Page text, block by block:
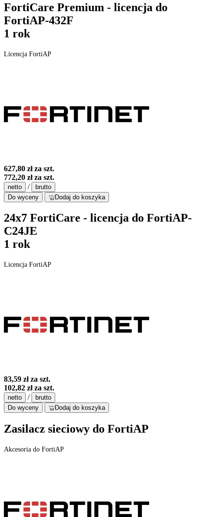
FortiCare Premium - licencja do
FortiAP-432F
1 rok
Licencja FortiAP
627,80 złza szt.
772,20 złza szt.
netto /
brutto
Do wyceny
Dodaj do koszyka
24x7 FortiCare - licencja do FortiAP-
C24JE
1 rok
Licencja FortiAP
83,59 złza szt.
102,82 złza szt.
netto /
brutto
Do wyceny
Dodaj do koszyka
Zasilacz sieciowy do FortiAP
Akcesoria do FortiAP